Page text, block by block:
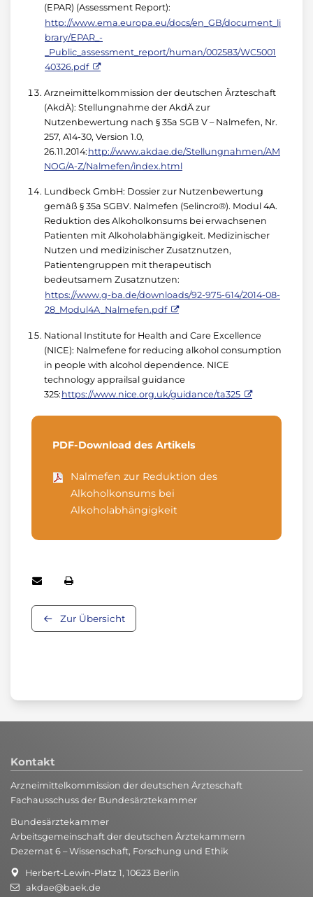
(EPAR) (Assessment Report):
http://www.ema.europa.eu/docs/en_GB/document_li
brary/EPAR_-
_Public_assessment_report/human/002583/WC5001
40326.pdf
Arzneimittelkommission der deutschen Ärzteschaft
(AkdÄ): Stellungnahme der AkdÄ zur
Nutzenbewertung nach § 35a SGB V – Nalmefen, Nr.
257, A14-30, Version 1.0,
26.11.2014: http://www.akdae.de/Stellungnahmen/AM
NOG/A-Z/Nalmefen/index.html
Lundbeck GmbH: Dossier zur Nutzenbewertung
gemäß § 35a SGBV. Nalmefen (Selincro®). Modul 4A.
Reduktion des Alkoholkonsums bei erwachsenen
Patienten mit Alkoholabhängigkeit. Medizinischer
Nutzen und medizinischer Zusatznutzen,
Patientengruppen mit therapeutisch
bedeutsamem Zusatznutzen:
https://www.g-ba.de/downloads/92-975-614/2014-08-
28_Modul4A_Nalmefen.pdf
National Institute for Health and Care Excellence
(NICE): Nalmefene for reducing alkohol consumption
in people with alcohol dependence. NICE
technology apprailsal guidance
325: https://www.nice.org.uk/guidance/ta325
PDF-Download des Artikels
Nalmefen zur Reduktion des
Alkoholkonsums bei
Alkoholabhängigkeit
Zur Übersicht
Kontakt
Arzneimittelkommission der deutschen Ärzteschaft
Fachausschuss der Bundesärztekammer
Bundesärztekammer
Arbeitsgemeinschaft der deutschen Ärztekammern
Dezernat 6 – Wissenschaft, Forschung und Ethik
Herbert-Lewin-Platz 1, 10623 Berlin
akdae@baek.de